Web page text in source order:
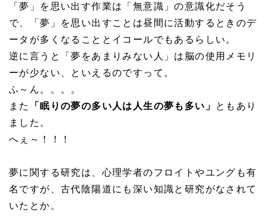
「夢」を思い出す作業は「無意識」の意識化だそう
で、「夢」を思い出すことは昼間に活動するときのデ
ータが多くなることとイコールでもあるらしい。
逆に言うと「夢をあまりみない人」は脳の使用メモリ
ーが少ない、といえるのですって。
ふ～ん。。。。
また
「眠りの夢の多い人は人生の夢も多い」
ともあり
ました。
へぇ～！！！
夢に関する研究は、心理学者のフロイトやユングも有
名ですが、古代陰陽道にも深い知識と研究がなされて
いたとか。